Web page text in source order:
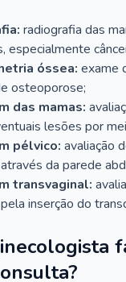
radiografia das
especialmente
óssea: exame
osteoporose;
das mamas:
lesões por
pélvico: avaliação
da parede
transvaginal:
inserção do